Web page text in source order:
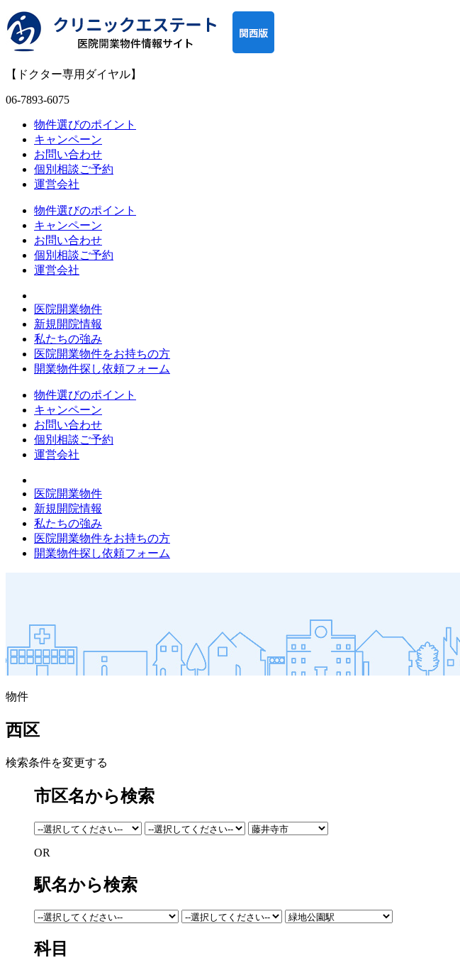
【ドクター専用ダイヤル】
06-7893-6075
物件選びのポイント
キャンペーン
お問い合わせ
個別相談ご予約
運営会社
物件選びのポイント
キャンペーン
お問い合わせ
個別相談ご予約
運営会社
医院開業物件
新規開院情報
私たちの強み
医院開業物件をお持ちの方
開業物件探し依頼フォーム
物件選びのポイント
キャンペーン
お問い合わせ
個別相談ご予約
運営会社
医院開業物件
新規開院情報
私たちの強み
医院開業物件をお持ちの方
開業物件探し依頼フォーム
物件
西区
検索条件を変更する
市区名から検索
OR
駅名から検索
科目